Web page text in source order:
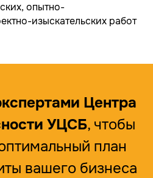
опытно-
изыскательских работ
Центра
УЦСБ, чтобы
план
вашего бизнеса